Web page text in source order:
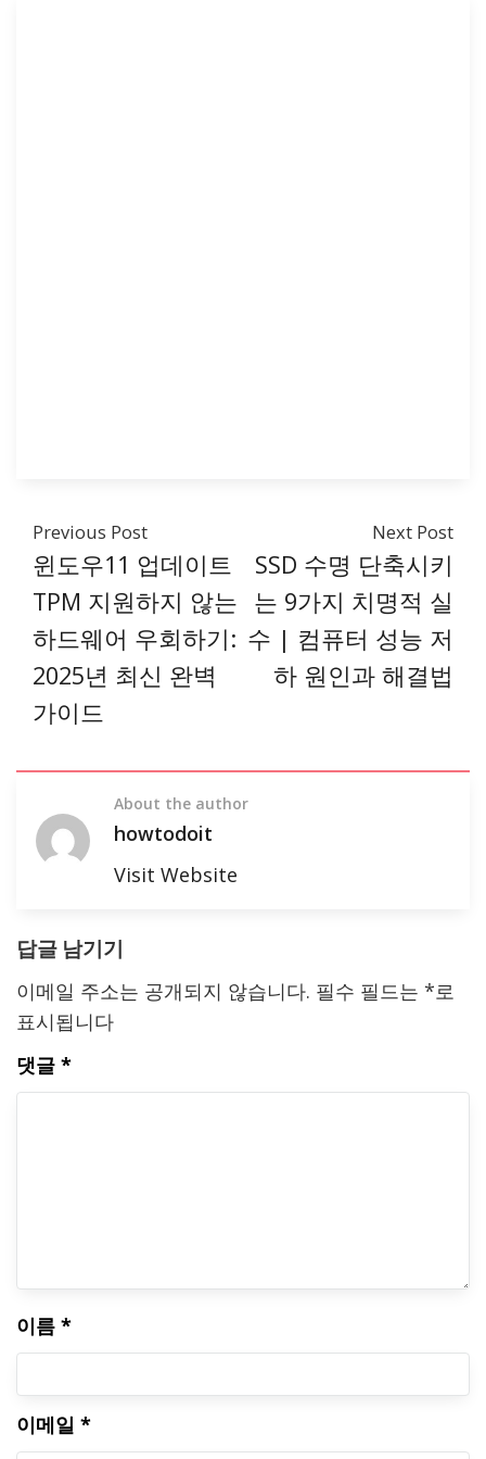
Previous Post
윈도우11 업데이트
TPM 지원하지 않는
하드웨어 우회하기:
2025년 최신 완벽
가이드
Next Post
SSD 수명 단축시키
는 9가지 치명적 실
수 | 컴퓨터 성능 저
하 원인과 해결법
About the author
howtodoit
Visit Website
답글 남기기
이메일 주소는 공개되지 않습니다. 필수 필드는 *로
표시됩니다
댓글 *
이름 *
이메일 *